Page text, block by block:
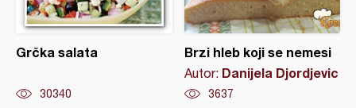
Grčka salata
30340
Brzi hleb koji se nemesi
Autor: Danijela Djordjevic
3637